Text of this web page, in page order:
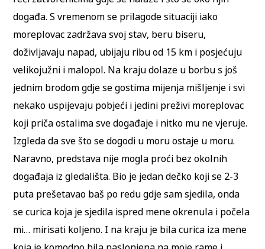
događa. S vremenom se prilagode situaciji iako
moreplovac zadržava svoj stav, beru biseru,
doživljavaju napad, ubijaju ribu od 15 km i posjećuju
velikojužni i malopol. Na kraju dolaze u borbu s još
jednim brodom gdje se gostima mijenja mišljenje i svi
nekako uspijevaju pobjeći i jedini preživi moreplovac
koji priča ostalima sve događaje i nitko mu ne vjeruje.
Izgleda da sve što se dogodi u moru ostaje u moru.
Naravno, predstava nije mogla proći bez okolnih
događaja iz gledališta. Bio je jedan dečko koji se 2-3
puta prešetavao baš po redu gdje sam sjedila, onda
se curica koja je sjedila ispred mene okrenula i počela
mi… mirisati koljeno. I na kraju je bila curica iza mene